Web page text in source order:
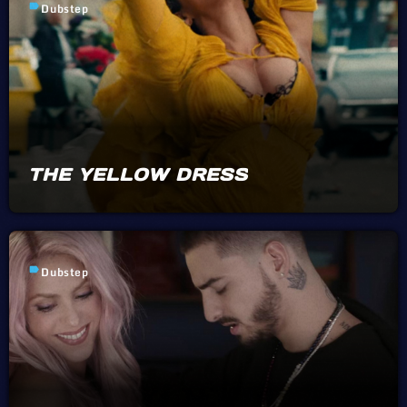
labelDubstep
THE YELLOW DRESS
labelDubstep